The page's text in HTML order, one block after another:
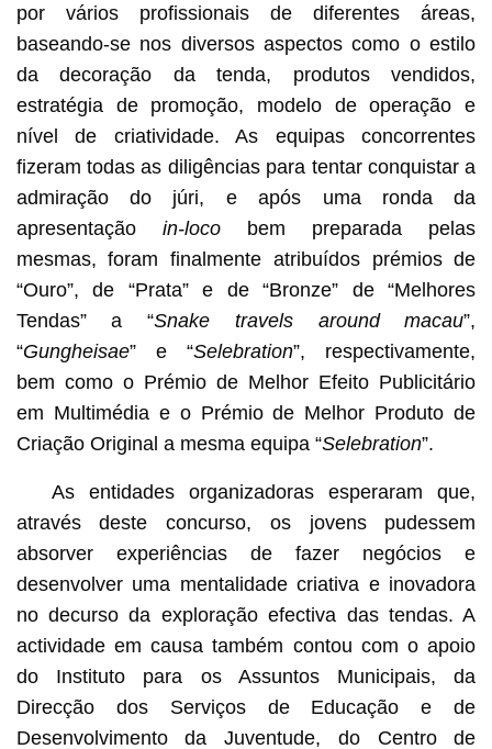
por vários profissionais de diferentes áreas,
baseando-se nos diversos aspectos como o estilo
da decoração da tenda, produtos vendidos,
estratégia de promoção, modelo de operação e
nível de criatividade. As equipas concorrentes
fizeram todas as diligências para tentar conquistar a
admiração do júri, e após uma ronda da
apresentação in-loco bem preparada pelas
mesmas, foram finalmente atribuídos prémios de
“Ouro”, de “Prata” e de “Bronze” de “Melhores
Tendas” a “Snake travels around macau”,
“Gungheisae” e “Selebration”, respectivamente,
bem como o Prémio de Melhor Efeito Publicitário
em Multimédia e o Prémio de Melhor Produto de
Criação Original a mesma equipa “Selebration”.
As entidades organizadoras esperaram que,
através deste concurso, os jovens pudessem
absorver experiências de fazer negócios e
desenvolver uma mentalidade criativa e inovadora
no decurso da exploração efectiva das tendas. A
actividade em causa também contou com o apoio
do Instituto para os Assuntos Municipais, da
Direcção dos Serviços de Educação e de
Desenvolvimento da Juventude, do Centro de